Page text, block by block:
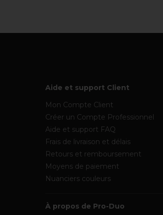
Aide et support Client
Mon Compte Client
Créer un Compte Professionnel
Aide et support FAQ
Frais de livraison et délais
Retours et remboursement
Moyens de paiement
Nuanciers couleurs
À propos de Pro-Duo